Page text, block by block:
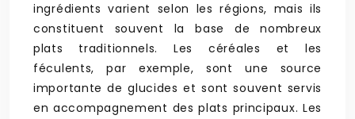
ingrédients varient selon les régions, mais ils
constituent souvent la base de nombreux
plats traditionnels. Les céréales et les
féculents, par exemple, sont une source
importante de glucides et sont souvent servis
en accompagnement des plats principaux. Les